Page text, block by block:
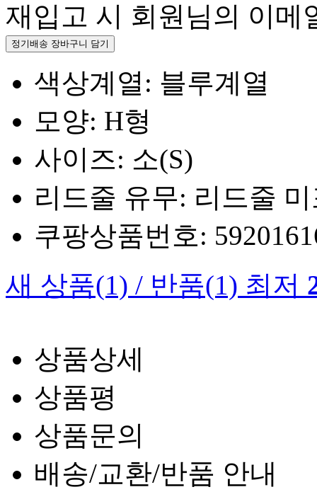
재입고 시 회원님의 이메
정기배송 장바구니 담기
색상계열: 블루계열
모양: H형
사이즈: 소(S)
리드줄 유무: 리드줄
쿠팡상품번호:
새 상품(1) / 반품(1) 최저
상품상세
상품평
상품문의
배송/교환/반품 안내